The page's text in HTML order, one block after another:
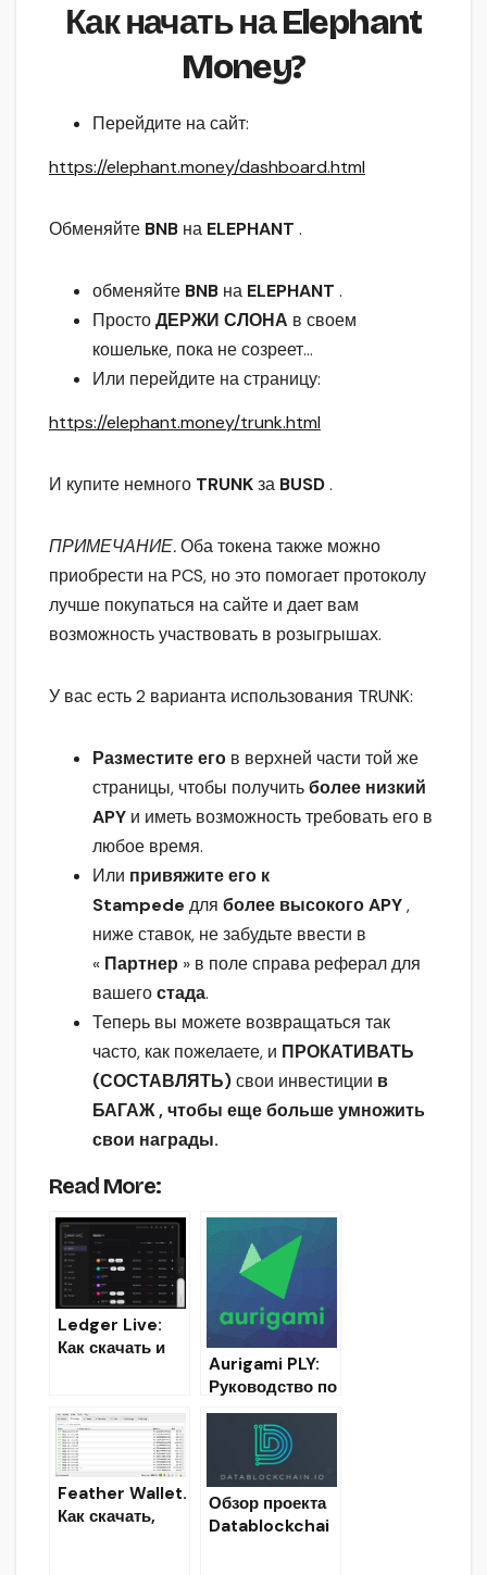
Как начать на Elephant
Money?
Перейдите на сайт:
https://elephant.money/dashboard.html
Обменяйте BNB на ELEPHANT .
обменяйте BNB на ELEPHANT .
ПростоДЕРЖИ СЛОНА в своем
кошельке, пока не созреет…
Или перейдите на страницу:
https://elephant.money/trunk.html
И купите немного TRUNKза ​​BUSD.
ПРИМЕЧАНИЕ.Оба токена также можно
приобрести на PCS, но это помогает протоколу
лучше покупаться на сайте и дает вам
возможность участвовать в розыгрышах.
У вас есть 2 варианта использования TRUNK:
Разместите его в верхней части той же
страницы, чтобы получитьболее низкий
APY и иметь возможность требовать его в
любое время.
Или привяжите его к
Stampede для более высокого APY,
ниже ставок, не забудьте ввести в
« Партнер » в поле справа реферал для
вашегостада.
Теперь вы можете возвращаться так
часто, как пожелаете, и ПРОКАТИВАТЬ
(СОСТАВЛЯТЬ)свои инвестиции в
БАГАЖ , чтобы еще больше умножить
свои награды.
Read More:
Ledger Live:
Как скачать и
Aurigami PLY:
Руководство по
стекингу и
Liquidity
Mining
Feather Wallet.
Как скачать,
Обзор проекта
Datablockchai